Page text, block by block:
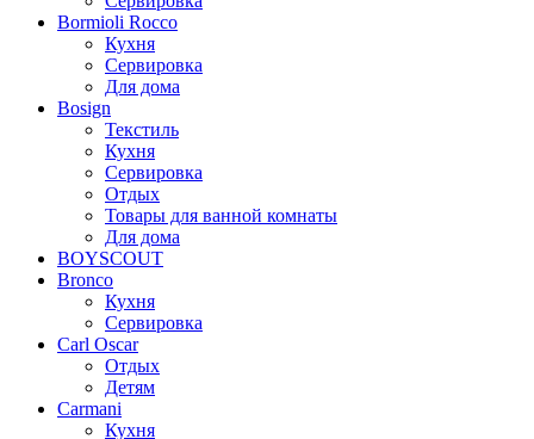
Bormioli Rocco
Кухня
Сервировка
Для дома
Bosign
Текстиль
Кухня
Сервировка
Отдых
Товары для ванной комнаты
Для дома
BOYSCOUT
Bronco
Кухня
Сервировка
Carl Oscar
Отдых
Детям
Carmani
Кухня